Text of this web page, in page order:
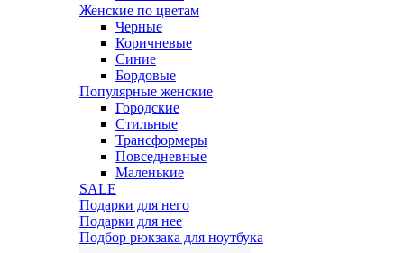
Женские по цветам
Черные
Коричневые
Синие
Бордовые
Популярные женские
Городские
Стильные
Трансформеры
Повседневные
Маленькие
SALE
Подарки для него
Подарки для нее
Подбор рюкзака для ноутбука